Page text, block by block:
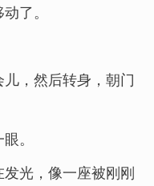
了。
，然后转身，朝门
。
光，像一座被刚刚